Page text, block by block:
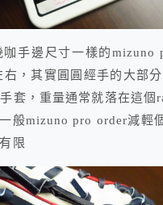
手邊尺寸一樣的mizuno
，其實圓圓經手的大部
套，重量通常就落在這個
般mizuno pro order減輕
限